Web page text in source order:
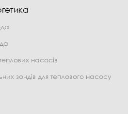
насосів
зондів для теплового насосу